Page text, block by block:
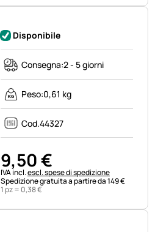
Disponibile
Consegna:2 - 5 giorni
Peso:0,61 kg
Cod.44327
9,50€
Informazioni fiscali:
IVA incl.escl. spese di spedizione
Spedizione gratuita a partire da 149 €
1 pz = 0,38€